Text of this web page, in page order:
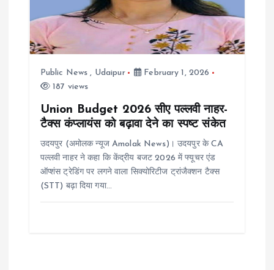
Public News , Udaipur
February 1, 2026
187 views
Union Budget 2026 सीए पल्लवी नाहर-
टैक्स कंप्लायंस को बढ़ावा देने का स्पष्ट संकेत
उदयपुर (अमोलक न्यूज Amolak News)। उदयपुर के CA
पल्लवी नाहर ने कहा कि केंद्रीय बजट 2026 में फ्यूचर एंड
ऑप्शंस ट्रेडिंग पर लगने वाला सिक्योरिटीज ट्रांजैक्शन टैक्स
(STT) बढ़ा दिया गया…